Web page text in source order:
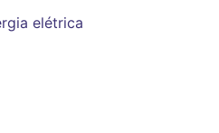
elétrica